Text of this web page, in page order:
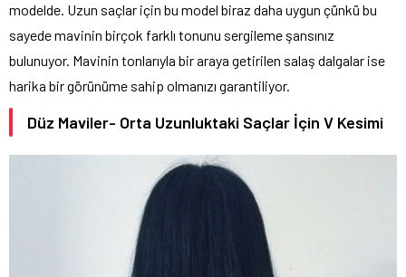
modelde. Uzun saçlar için bu model biraz daha uygun çünkü bu
sayede mavinin birçok farklı tonunu sergileme şansınız
bulunuyor. Mavinin tonlarıyla bir araya getirilen salaş dalgalar ise
harika bir görünüme sahip olmanızı garantiliyor.
Düz Maviler- Orta Uzunluktaki Saçlar İçin V Kesimi